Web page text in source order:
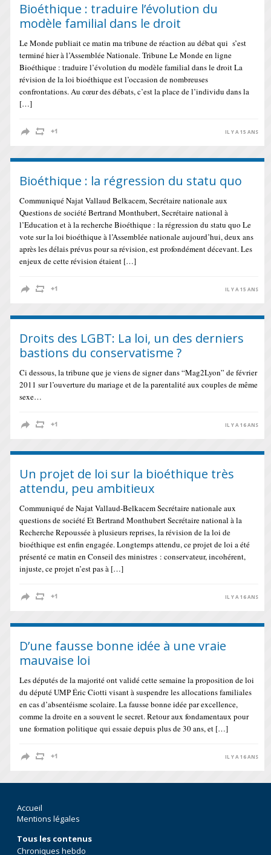
Bioéthique : traduire l’évolution du
modèle familial dans le droit
Le Monde publiait ce matin ma tribune de réaction au débat qui s’est
terminé hier à l’Assemblée Nationale. Tribune Le Monde en ligne
Bioéthique : traduire l’évolution du modèle familial dans le droit La
révision de la loi bioéthique est l’occasion de nombreuses
confrontations. Au cœur des débats, c’est la place de l’individu dans la
[…]
IL Y A 15 ANS
Bioéthique : la régression du statu quo
Communiqué Najat Vallaud Belkacem, Secrétaire nationale aux
Questions de société Bertrand Monthubert, Secrétaire national à
l’Education et à la recherche Bioéthique : la régression du statu quo Le
vote sur la loi bioéthique à l’Assemblée nationale aujourd’hui, deux ans
après les délais prévus pour sa révision, est profondément décevant. Les
enjeux de cette révision étaient […]
IL Y A 15 ANS
Droits des LGBT: La loi, un des derniers
bastions du conservatisme ?
Ci dessous, la tribune que je viens de signer dans “Mag2Lyon” de février
2011 sur l’ouverture du mariage et de la parentalité aux couples de même
sexe…
IL Y A 16 ANS
Un projet de loi sur la bioéthique très
attendu, peu ambitieux
Communiqué de Najat Vallaud-Belkacem Secrétaire nationale aux
questions de société Et Bertrand Monthubert Secrétaire national à la
Recherche Repoussée à plusieurs reprises, la révision de la loi de
bioéthique est enfin engagée. Longtemps attendu, ce projet de loi a été
présenté ce matin en Conseil des ministres : conservateur, incohérent,
injuste, ce projet n’est pas à […]
IL Y A 16 ANS
D’une fausse bonne idée à une vraie
mauvaise loi
Les députés de la majorité ont validé cette semaine la proposition de loi
du député UMP Éric Ciotti visant à suspendre les allocations familiales
en cas d’absentéisme scolaire. La fausse bonne idée par excellence,
comme la droite en a souvent le secret. Retour aux fondamentaux pour
une formation politique qui essaie depuis plus de 30 ans, et […]
IL Y A 16 ANS
Accueil
Mentions légales
Tous les contenus
Chroniques hebdo